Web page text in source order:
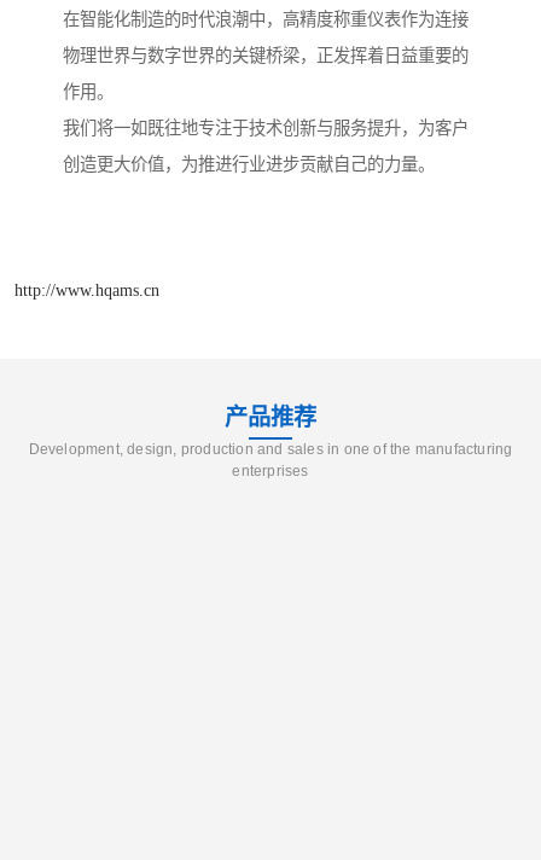
在智能化制造的时代浪潮中，高精度称重仪表作为连接
物理世界与数字世界的关键桥梁，正发挥着日益重要的
作用。
我们将一如既往地专注于技术创新与服务提升，为客户
创造更大价值，为推进行业进步贡献自己的力量。
http://www.hqams.cn
产品推荐
Development, design, production and sales in one of the manufacturing
enterprises